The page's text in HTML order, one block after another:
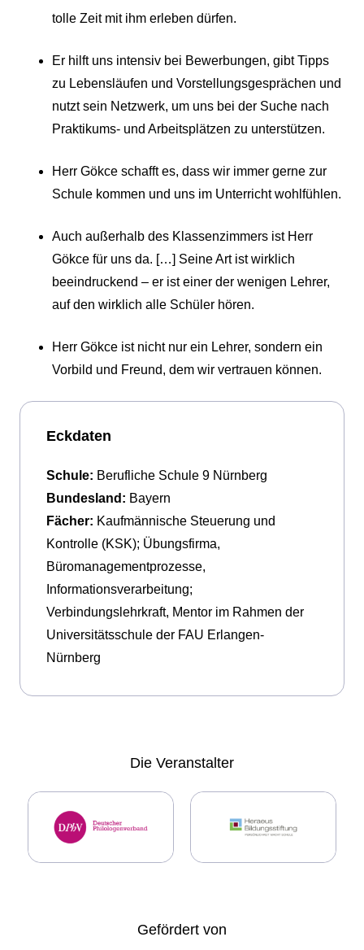
tolle Zeit mit ihm erleben dürfen.
Er hilft uns intensiv bei Bewerbungen, gibt Tipps
zu Lebensläufen und Vorstellungsgesprächen und
nutzt sein Netzwerk, um uns bei der Suche nach
Praktikums- und Arbeitsplätzen zu unterstützen.
Herr Gökce schafft es, dass wir immer gerne zur
Schule kommen und uns im Unterricht wohlfühlen.
Auch außerhalb des Klassenzimmers ist Herr
Gökce für uns da. […] Seine Art ist wirklich
beeindruckend – er ist einer der wenigen Lehrer,
auf den wirklich alle Schüler hören.
Herr Gökce ist nicht nur ein Lehrer, sondern ein
Vorbild und Freund, dem wir vertrauen können.
Eckdaten
Schule: Berufliche Schule 9 Nürnberg
Bundesland: Bayern
Fächer: Kaufmännische Steuerung und
Kontrolle (KSK); Übungsfirma,
Büromanagementprozesse,
Informationsverarbeitung;
Verbindungslehrkraft, Mentor im Rahmen der
Universitätsschule der FAU Erlangen-
Nürnberg
Die Veranstalter
Gefördert von